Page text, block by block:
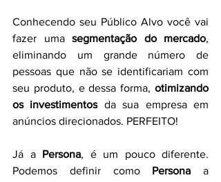
Conhecendo seu Público Alvo você vai
fazer uma segmentação do mercado,
eliminando um grande número de
pessoas que não se identificariam com
seu produto, e dessa forma, otimizando
os investimentos da sua empresa em
anúncios direcionados. PERFEITO!
Já a Persona, é um pouco diferente.
Podemos definir como Persona